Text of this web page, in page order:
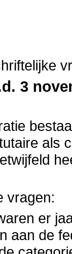
3
als
vragen:
er
aan de